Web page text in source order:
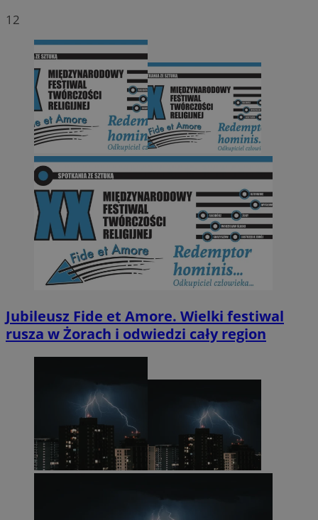
12
Jubileusz Fide et Amore. Wielki festiwal
rusza w Żorach i odwiedzi cały region